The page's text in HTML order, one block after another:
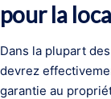
pour la
Dans la plupart
devrez
garantie au